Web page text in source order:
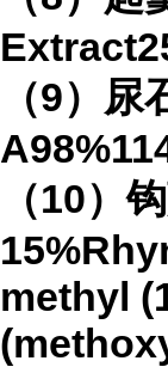
（9）
（10）
methyl